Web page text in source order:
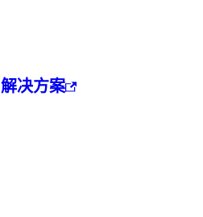
解决方案